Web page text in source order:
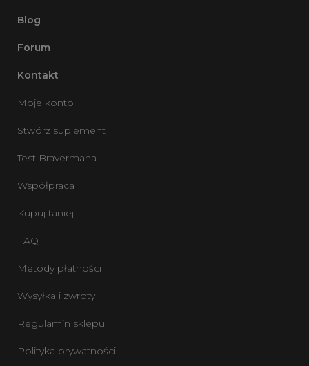
Blog
Forum
Kontakt
Moje konto
Stwórz suplement
Test Bravermana
Współpraca
Kupuj taniej
FAQ
Metody płatności
Wysyłka i zwroty
Regulamin sklepu
Polityka prywatności